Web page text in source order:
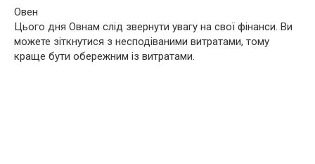
Овен
Цього дня Овнам слід звернути увагу на свої фінанси. Ви
можете зіткнутися з несподіваними витратами, тому
краще бути обережним із витратами.